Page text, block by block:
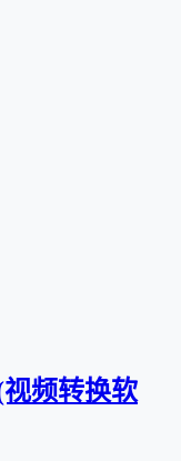
频转换软